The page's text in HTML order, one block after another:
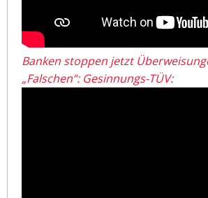
Banken stoppen jetzt
„Falschen“: Gesinnungs-TÜV: